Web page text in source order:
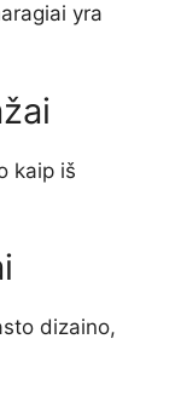
yra
kaip iš
dizaino,